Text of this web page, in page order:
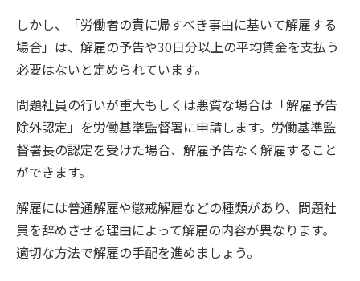
しかし、「労働者の責に帰すべき事由に基いて解雇する
場合」は、解雇の予告や30日分以上の平均賃金を支払う
必要はないと定められています。
問題社員の行いが重大もしくは悪質な場合は「解雇予告
除外認定」を労働基準監督署に申請します。労働基準監
督署長の認定を受けた場合、解雇予告なく解雇すること
ができます。
解雇には普通解雇や懲戒解雇などの種類があり、問題社
員を辞めさせる理由によって解雇の内容が異なります。
適切な方法で解雇の手配を進めましょう。